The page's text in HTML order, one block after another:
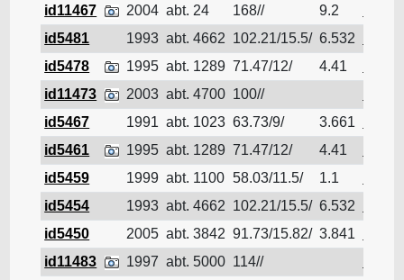
id11467
2004 abt. 24 168// 9.2
id5481
1993 abt. 4662 102.21/15.5/ 6.532
id5478
1995 abt. 1289 71.47/12/ 4.41
id11473
2003 abt. 4700 100//
id5467
1991 abt. 1023 63.73/9/ 3.661
id5461
1995 abt. 1289 71.47/12/ 4.41
id5459
1999 abt. 1100 58.03/11.5/ 1.1
id5454
1993 abt. 4662 102.21/15.5/ 6.532
id5450
2005 abt. 3842 91.73/15.82/ 3.841
id11483
1997 abt. 5000 114//